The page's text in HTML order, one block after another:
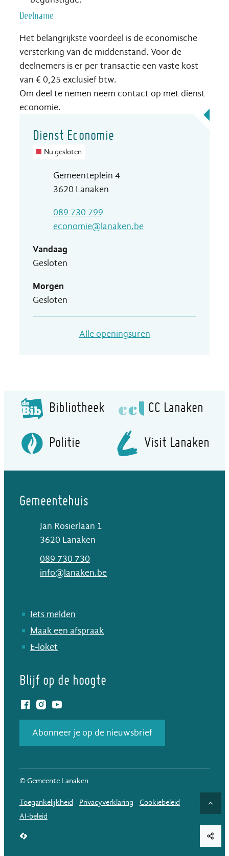
Deelname
Het belangrijkste voordeel is de economische
versterking van de middenstand. Voor de
deelnemers is er per transactie een vaste kost
van € 0,25 exclusief btw.
Om deel te nemen neem contact op met dienst
economie.
Dienst Economie
Nu gesloten
AdresGemeenteplein 4
,3620 Lanaken
089 730 799
E-maileconomie@lanaken.be
Vandaag
Gesloten
Morgen
Gesloten
Alle openingsurenDienst Economie
Bibliotheek CC Lanaken
Politie Visit Lanaken
Gemeentehuis
Jan Rosierlaan 1
,3620 Lanaken
089 730 730
E-mailinfo@lanaken.be
Iets melden
Maak een afspraak
E-loket
Blijf op de hoogte
Facebook
Instagram
YouTube
Abonneer je op de nieuwsbrief
© Gemeente Lanaken
Toegankelijkheid Privacyverklaring
Cookiebeleid
AI-beleid
LCP nv 2026 © Deel